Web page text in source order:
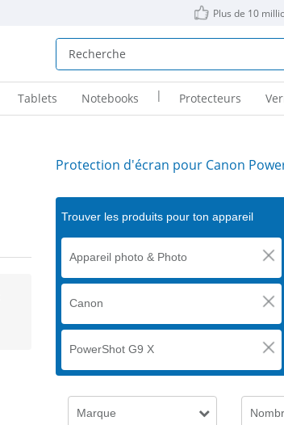
Plus de 10
Tablets Notebooks | Protecteurs
Protection d'écran pour Canon
Trouver les produits pour ton appareil
Appareil photo & Photo
Canon
PowerShot G9 X
Marque